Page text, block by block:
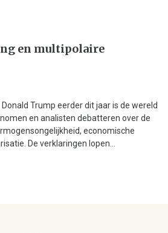
en multipolaire
Trump eerder dit jaar is de wereld
en analisten debatteren over de
economische
De verklaringen lopen...